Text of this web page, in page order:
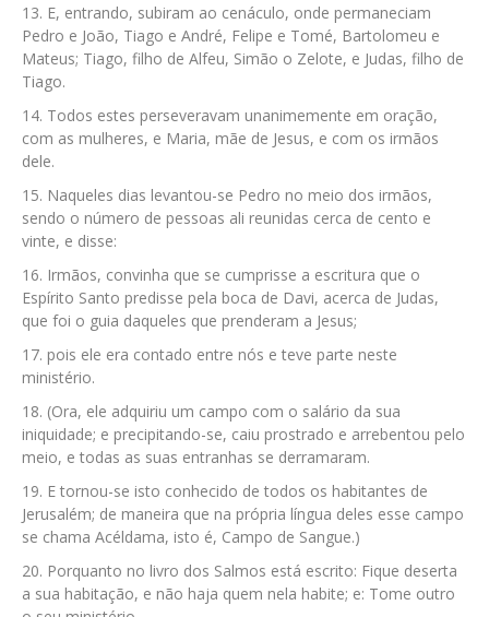
E, entrando, subiram ao cenáculo, onde permaneciam
Pedro e João, Tiago e André, Felipe e Tomé, Bartolomeu e
Mateus; Tiago, filho de Alfeu, Simão o Zelote, e Judas, filho de
Tiago.
Todos estes perseveravam unanimemente em oração,
com as mulheres, e Maria, mãe de Jesus, e com os irmãos
dele.
Naqueles dias levantou-se Pedro no meio dos irmãos,
sendo o número de pessoas ali reunidas cerca de cento e
vinte, e disse:
Irmãos, convinha que se cumprisse a escritura que o
Espírito Santo predisse pela boca de Davi, acerca de Judas,
que foi o guia daqueles que prenderam a Jesus;
pois ele era contado entre nós e teve parte neste
ministério.
(Ora, ele adquiriu um campo com o salário da sua
iniquidade; e precipitando-se, caiu prostrado e arrebentou pelo
meio, e todas as suas entranhas se derramaram.
E tornou-se isto conhecido de todos os habitantes de
Jerusalém; de maneira que na própria língua deles esse campo
se chama Acéldama, isto é, Campo de Sangue.)
Porquanto no livro dos Salmos está escrito: Fique deserta
a sua habitação, e não haja quem nela habite; e: Tome outro